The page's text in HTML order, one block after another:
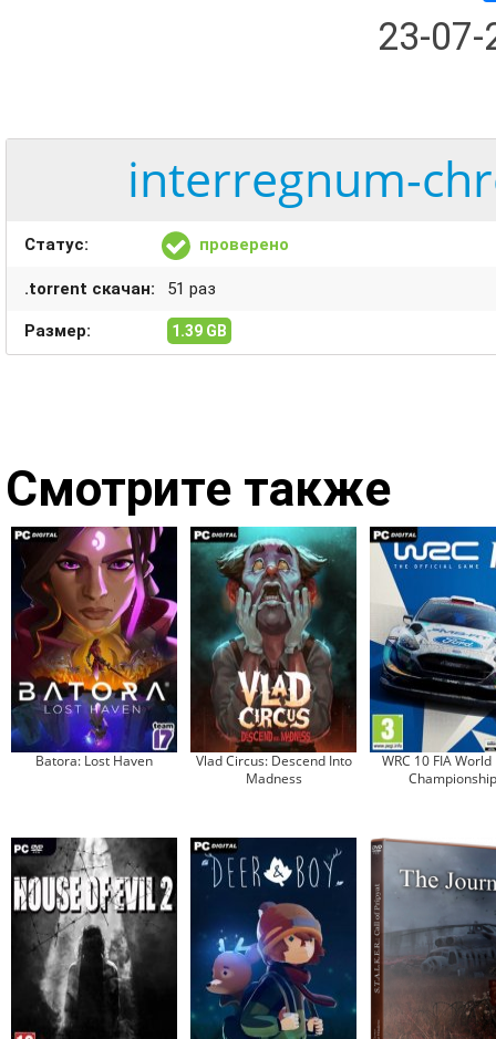
23-
interregnum-
Статус: проверено
.torrent скачан: 51 раз
Размер: 1.39 GB
Смотрите также
Batora: Lost Haven
Vlad Circus: Descend Into
Madness
WRC 10 FIA World
Championship